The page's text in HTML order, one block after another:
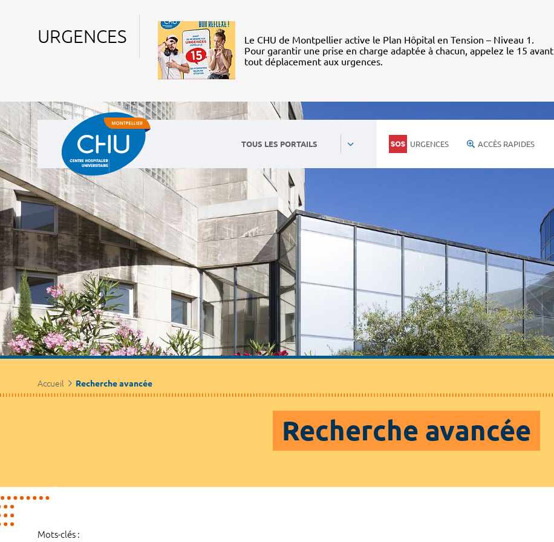
URGENCES
Le CHU de Montpellier active le Plan Hôpital en Tension – Niveau 1.
Pour garantir une prise en charge adaptée à chacun, appelez le 15 avant
tout déplacement aux urgences.
TOUS LES PORTAILS URGENCES ACCÈS RAPIDES
Accueil Recherche avancée
Recherche avancée
Mots-clés :